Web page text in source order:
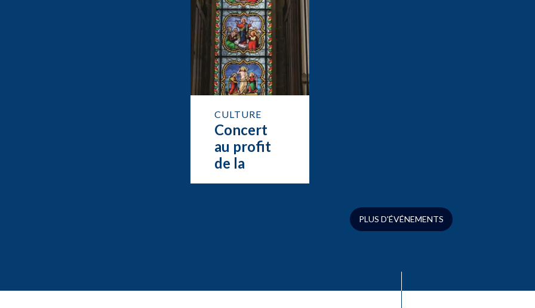
CULTURE
Concert
au profit
de la
restauration
PLUS D'ÉVÉNEMENTS